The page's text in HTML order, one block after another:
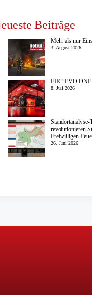
Beiträge
Mehr als nur
3. August 2026
FIRE EVO
8. Juli 2026
Standortanalyse-
revolutionieren
Freiwilligen
26. Juni 2026